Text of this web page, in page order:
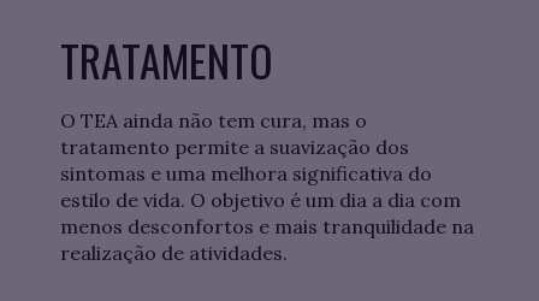
TRATAMENTO
O TEA ainda não tem cura, mas o
tratamento permite a suavização dos
sintomas e uma melhora significativa do
estilo de vida. O objetivo é um dia a dia com
menos desconfortos e mais tranquilidade na
realização de atividades.